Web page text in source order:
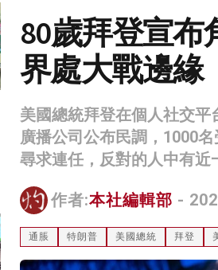
80歲拜登宣布
界處大戰邊緣
美國總統拜登在個人社交
廣播公司公布民調，1000
尋求連任，反對的人中有近
作者:本社編輯部 -
通脹 特朗普 美國總統 拜登